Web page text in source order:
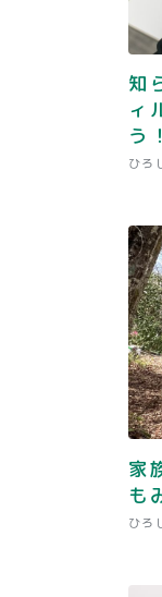
知
ィ
う！
ひろ
家
も
ひろ